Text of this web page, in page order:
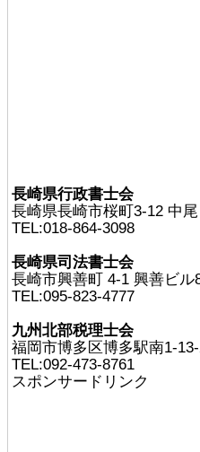
長崎県行政書士会
長崎県長崎市桜町3-12 中
TEL:018-864-3098
長崎県司法書士会
長崎市興善町 4-1 興善ビル
TEL:095-823-4777
九州北部税理士会
福岡市博多区博多駅南1-
TEL:092-473-8761
スポンサードリンク